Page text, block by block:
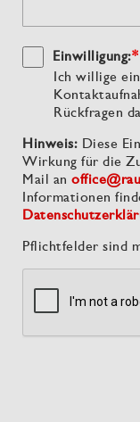
Einwilligung:*
Ich willige
Rückfragen
Hinweis: Diese
Wirkung für die
Mail an
Informationen
Pflichtfelder sind